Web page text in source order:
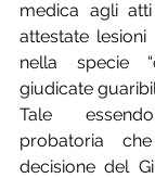
medica agli
attestate
nella specie
giudicate
Tale
probatoria
decisione del